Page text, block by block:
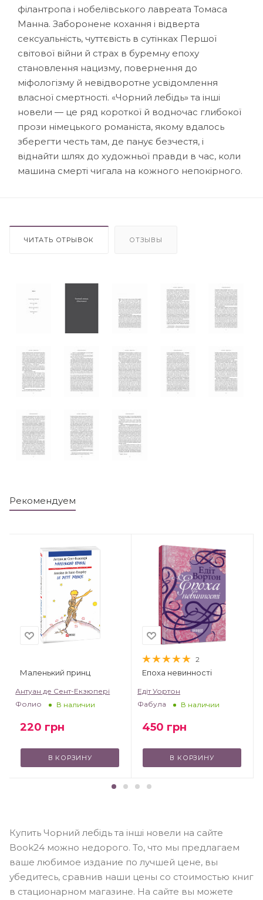
філантропа і нобелівського лавреата Томаса
Манна. Заборонене кохання і відверта
сексуальність, чуттєвість в сутінках Першої
світової війни й страх в буремну епоху
становлення нацизму, повернення до
міфологізму й невідворотне усвідомлення
власної смертності. «Чорний лебідь» та інші
новели — це ряд короткої й водночас глибокої
прози німецького романіста, якому вдалось
зберегти честь там, де панує безчестя, і
віднайти шлях до художньої правди в час, коли
машина смерті чигала на кожного непокірного.
ЧИТАТЬ ОТРЫВОК ОТЗЫВЫ
Рекомендуем
Маленький принц
Антуан де Сент-Екзюпері
Фолио
В наличии
220 грн
В КОРЗИНУ
2
Епоха невинності
Едіт Уортон
Фабула
В наличии
450 грн
В КОРЗИНУ
Купить Чорний лебідь та інші новели на сайте
Book24 можно недорого. То, что мы предлагаем
ваше любимое издание по лучшей цене, вы
убедитесь, сравнив наши цены со стоимостью книг
в стационарном магазине. На сайте вы можете